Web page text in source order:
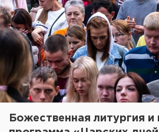
Божественная литургия